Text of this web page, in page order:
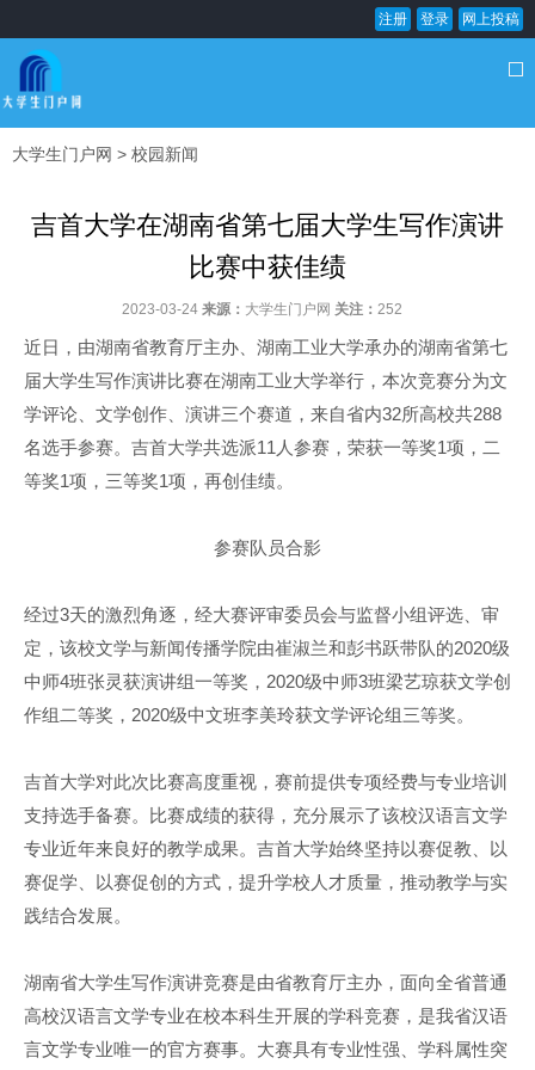
注册 登录 网上投稿
大学生门户网 > 校园新闻
吉首大学在湖南省第七届大学生写作演讲
比赛中获佳绩
2023-03-24 来源： 大学生门户网 关注： 252
近日，由湖南省教育厅主办、湖南工业大学承办的湖南省第七
届大学生写作演讲比赛在湖南工业大学举行，本次竞赛分为文
学评论、文学创作、演讲三个赛道，来自省内32所高校共288
名选手参赛。吉首大学共选派11人参赛，荣获一等奖1项，二
等奖1项，三等奖1项，再创佳绩。
参赛队员合影
经过3天的激烈角逐，经大赛评审委员会与监督小组评选、审
定，该校文学与新闻传播学院由崔淑兰和彭书跃带队的2020级
中师4班张灵获演讲组一等奖，2020级中师3班梁艺琼获文学创
作组二等奖，2020级中文班李美玲获文学评论组三等奖。
吉首大学对此次比赛高度重视，赛前提供专项经费与专业培训
支持选手备赛。比赛成绩的获得，充分展示了该校汉语言文学
专业近年来良好的教学成果。吉首大学始终坚持以赛促教、以
赛促学、以赛促创的方式，提升学校人才质量，推动教学与实
践结合发展。
湖南省大学生写作演讲竞赛是由省教育厅主办，面向全省普通
高校汉语言文学专业在校本科生开展的学科竞赛，是我省汉语
言文学专业唯一的官方赛事。大赛具有专业性强、学科属性突